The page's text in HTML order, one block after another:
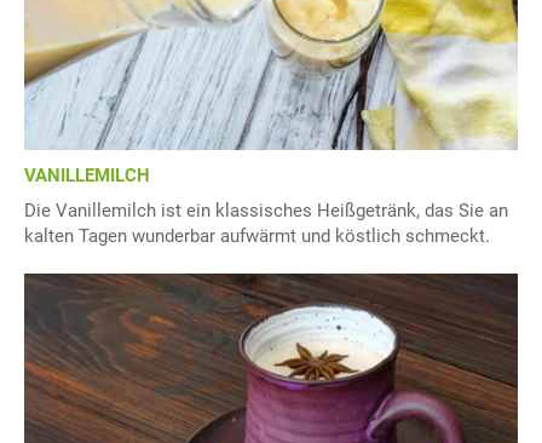
VANILLEMILCH
Die Vanillemilch ist ein klassisches Heißgetränk, das Sie an
kalten Tagen wunderbar aufwärmt und köstlich schmeckt.